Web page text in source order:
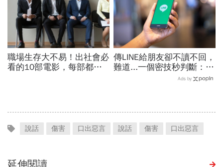
職場生存大不易！出社會必
看的10部電影，每部都能
傳LINE給朋友卻不讀不回，
難道...一個密技秒判斷：你
被別人封鎖了嗎？Ads by
說話 傷害 口出惡言 說話 傷害 口出惡言
延伸閱讀